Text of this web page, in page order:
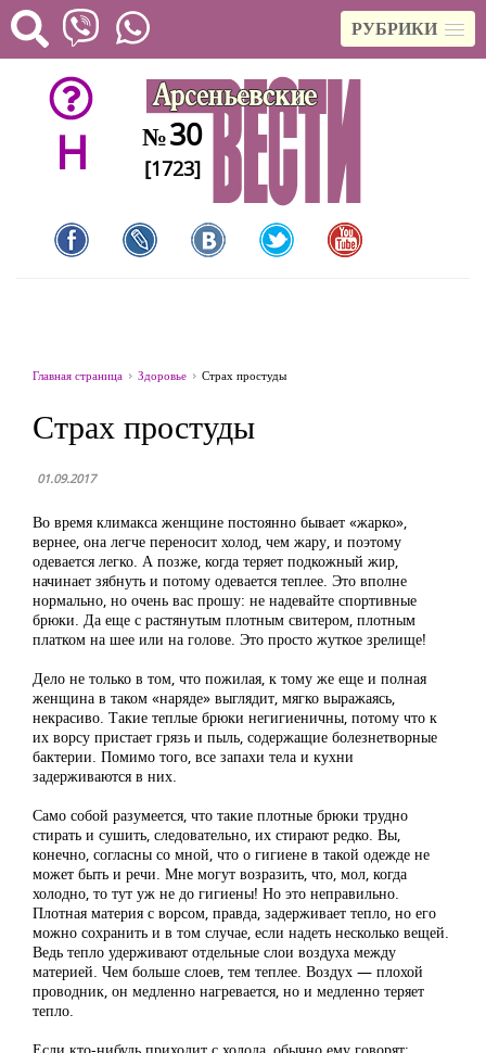
РУБРИКИ
H №30
[1723]
Главная страница Здоровье Страх простуды
Страх простуды
01.09.2017
Во время климакса женщине постоянно бывает «жарко»,
вернее, она легче переносит холод, чем жару, и поэтому
одевается легко. А позже, когда теряет подкожный жир,
начинает зябнуть и потому одевается теплее. Это вполне
нормально, но очень вас прошу: не надевайте спортивные
брюки. Да еще с растянутым плотным свитером, плотным
платком на шее или на голове. Это просто жуткое зрелище!
Дело не только в том, что пожилая, к тому же еще и полная
женщина в таком «наряде» выглядит, мягко выражаясь,
некрасиво. Такие теплые брюки негигиеничны, потому что к
их ворсу пристает грязь и пыль, содержащие болезнетворные
бактерии. Помимо того, все запахи тела и кухни
задерживаются в них.
Само собой разумеется, что такие плотные брюки трудно
стирать и сушить, следовательно, их стирают редко. Вы,
конечно, согласны со мной, что о гигиене в такой одежде не
может быть и речи. Мне могут возразить, что, мол, когда
холодно, то тут уж не до гигиены! Но это неправильно.
Плотная материя с ворсом, правда, задерживает тепло, но его
можно сохранить и в том случае, если надеть несколько вещей.
Ведь тепло удерживают отдельные слои воздуха между
материей. Чем больше слоев, тем теплее. Воздух — плохой
проводник, он медленно нагревается, но и медленно теряет
тепло.